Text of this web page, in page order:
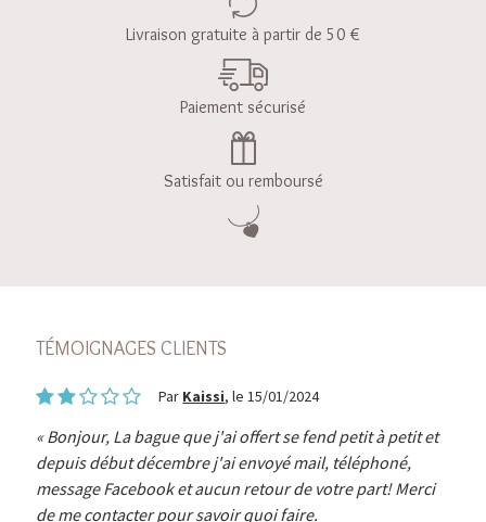
Livraison gratuite à partir de 50 €
Paiement sécurisé
Satisfait ou remboursé
TÉMOIGNAGES CLIENTS
Par Kaissi, le 15/01/2024
Bonjour, La bague que j'ai offert se fend petit à petit et
depuis début décembre j'ai envoyé mail, téléphoné,
message Facebook et aucun retour de votre part! Merci
de me contacter pour savoir quoi faire.